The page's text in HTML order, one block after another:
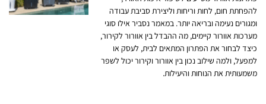
להפחתת חום, לחות וריחות וליצירת סביבת עבודה
ומגורים נעימה ובריאה יותר. במאמר נסביר אילו סוגי
מערכות אוורור קיימים, מה ההבדל בין אוורור לקירור,
כיצד לבחור את הפתרון המתאים לבית, לעסק או
למפעל, ולמה שילוב נכון בין אוורור וקירור יכול לשפר
משמעותית את הנוחות והיעילות.